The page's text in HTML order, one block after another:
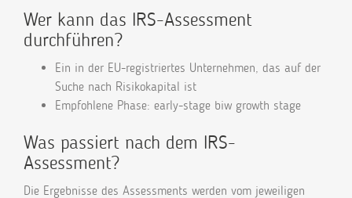
Wer kann das IRS-Assessment
durchführen?
Ein in der EU-registriertes Unternehmen, das auf der
Suche nach Risikokapital ist
Empfohlene Phase: early-stage biw growth stage
Was passiert nach dem IRS-
Assessment?
Die Ergebnisse des Assessments werden vom jeweiligen